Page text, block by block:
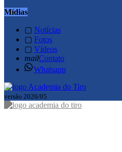
Mídias
▢ Notícias
▢ Fotos
▢ Vídeos
mailContato
Whatsapp
versão 2026/05